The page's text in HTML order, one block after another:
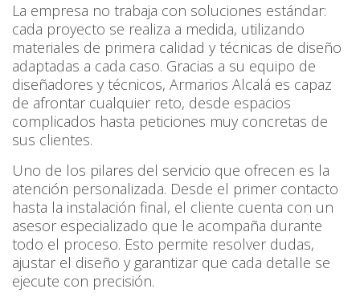
La empresa no trabaja con soluciones estándar:
cada proyecto se realiza a medida, utilizando
materiales de primera calidad y técnicas de diseño
adaptadas a cada caso. Gracias a su equipo de
diseñadores y técnicos, Armarios Alcalá es capaz
de afrontar cualquier reto, desde espacios
complicados hasta peticiones muy concretas de
sus clientes.
Uno de los pilares del servicio que ofrecen es la
atención personalizada. Desde el primer contacto
hasta la instalación final, el cliente cuenta con un
asesor especializado que le acompaña durante
todo el proceso. Esto permite resolver dudas,
ajustar el diseño y garantizar que cada detalle se
ejecute con precisión.